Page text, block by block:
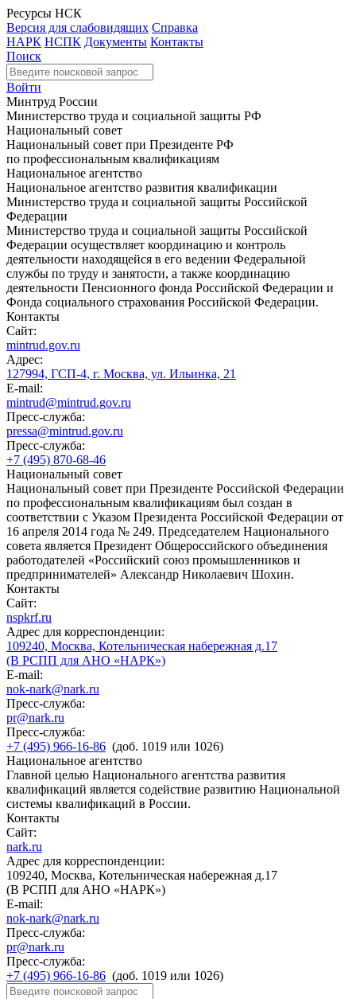
Ресурсы НСК
Версия для слабовидящих Справка
НАРК НСПК Документы Контакты
Поиск
Войти
Минтруд России
Министерство труда и социальной защиты РФ
Национальный совет
Национальный совет при Президенте РФ
по профессиональным квалификациям
Национальное агентство
Национальное агентство развития квалификации
Министерство труда и социальной защиты Российской
Федерации
Министерство труда и социальной защиты Российской
Федерации осуществляет координацию и контроль
деятельности находящейся в его ведении Федеральной
службы по труду и занятости, а также координацию
деятельности Пенсионного фонда Российской Федерации и
Фонда социального страхования Российской Федерации.
Контакты
Сайт:
mintrud.gov.ru
Адрес:
127994, ГСП-4, г. Москва, ул. Ильинка, 21
E-mail:
mintrud@mintrud.gov.ru
Пресс-служба:
pressa@mintrud.gov.ru
Пресс-служба:
+7 (495) 870-68-46
Национальный совет
Национальный совет при Президенте Российской Федерации
по профессиональным квалификациям был создан в
соответствии с Указом Президента Российской Федерации от
16 апреля 2014 года № 249. Председателем Национального
совета является Президент Общероссийского объединения
работодателей «Российский союз промышленников и
предпринимателей» Александр Николаевич Шохин.
Контакты
Сайт:
nspkrf.ru
Адрес для корреспонденции:
109240, Москва, Котельническая набережная д.17
(В РСПП для АНО «НАРК»)
E-mail:
nok-nark@nark.ru
Пресс-служба:
pr@nark.ru
Пресс-служба:
+7 (495) 966-16-86 (доб. 1019 или 1026)
Национальное агентство
Главной целью Национального агентства развития
квалификаций является содействие развитию Национальной
системы квалификаций в России.
Контакты
Сайт:
nark.ru
Адрес для корреспонденции:
109240, Москва, Котельническая набережная д.17
(В РСПП для АНО «НАРК»)
E-mail:
nok-nark@nark.ru
Пресс-служба:
pr@nark.ru
Пресс-служба:
+7 (495) 966-16-86 (доб. 1019 или 1026)